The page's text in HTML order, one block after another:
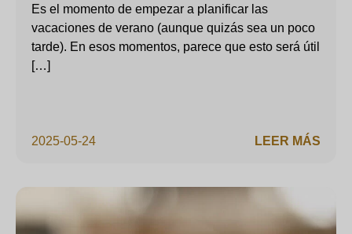
2025-05-24
Es el momento de empezar a planificar las
vacaciones de verano (aunque quizás sea un poco
tarde). En esos momentos, parece que esto será útil
[…]
LEER MÁS